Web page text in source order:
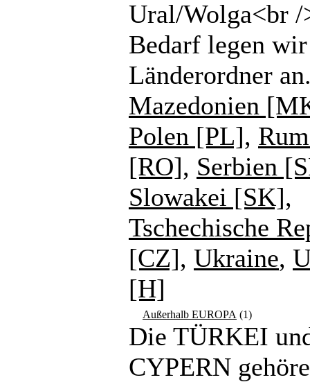
Ural/Wolga<br /
Bedarf legen wir
Länderordner
Mazedonien
Polen [PL],
[RO], Serbien
Slowakei [SK],
Tschechische
[CZ], Ukraine,
[H]
Außerhalb EUROPA (1)
Die TÜRKEI
CYPERN